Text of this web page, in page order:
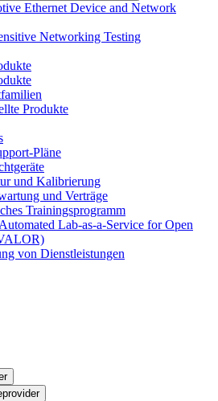
Ethernet Device and Network
Networking Testing
Produkte
Pläne
und Kalibrierung
und Verträge
Trainingsprogramm
Lab-as-a-Service for Open
von Dienstleistungen